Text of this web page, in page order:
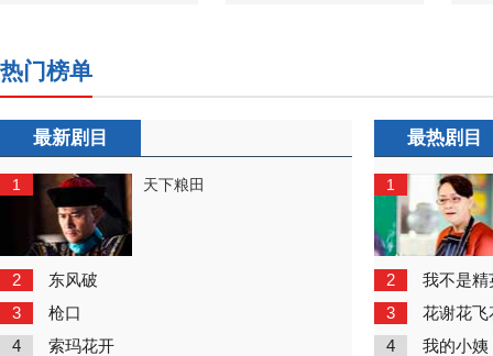
热门榜单
最新剧目
1 天下粮田
2 东风破
3 枪口
4 索玛花开
最热剧目
1
2 我不是精
3 花谢花飞
4 我的小姨